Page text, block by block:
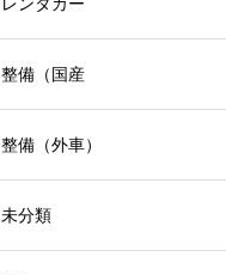
整備（国産
整備（外車）
未分類